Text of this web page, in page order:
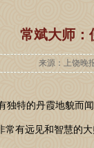
常斌大师：
来源：上饶晚
特的丹霞地貌而
有远见和智慧的